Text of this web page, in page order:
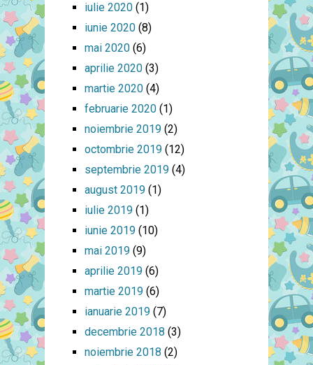
iulie 2020(1)
iunie 2020(8)
mai 2020(6)
aprilie 2020(3)
martie 2020(4)
februarie 2020(1)
noiembrie 2019(2)
octombrie 2019(12)
septembrie 2019(4)
august 2019(1)
iulie 2019(1)
iunie 2019(10)
mai 2019(9)
aprilie 2019(6)
martie 2019(6)
ianuarie 2019(7)
decembrie 2018 (3)
noiembrie 2018 (2)